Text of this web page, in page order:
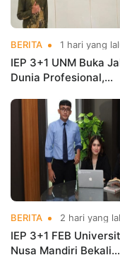
BERITA 1 hari yang
IEP 3+1 UNM Buka
Dunia Profesional,
Kementerian Koperasi
BERITA 2 hari yang
IEP 3+1 FEB
Nusa Mandiri Bekali